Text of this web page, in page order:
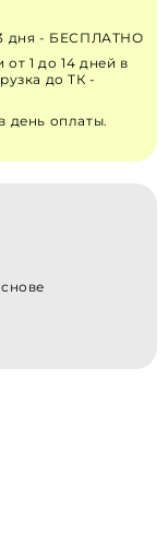
дня - БЕСПЛАТНО
1 до 14 дней в
до ТК -
день оплаты.